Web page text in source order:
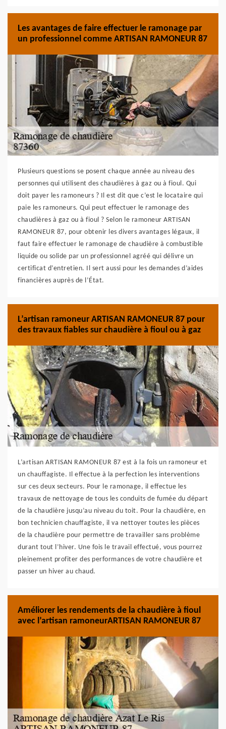
Les avantages de faire effectuer le ramonage par
un professionnel comme ARTISAN RAMONEUR 87
Plusieurs questions se posent chaque année au niveau des
personnes qui utilisent des chaudières à gaz ou à fioul. Qui
doit payer les ramoneurs ? Il est dit que c’est le locataire qui
paie les ramoneurs. Qui peut effectuer le ramonage des
chaudières à gaz ou à fioul ? Selon le ramoneur ARTISAN
RAMONEUR 87, pour obtenir les divers avantages légaux, il
faut faire effectuer le ramonage de chaudière à combustible
liquide ou solide par un professionnel agréé qui délivre un
certificat d’entretien. Il sert aussi pour les demandes d’aides
financières auprès de l’État.
L’artisan ramoneur ARTISAN RAMONEUR 87 pour
des travaux fiables sur chaudière à fioul ou à gaz
L’artisan ARTISAN RAMONEUR 87 est à la fois un ramoneur et
un chauffagiste. Il effectue à la perfection les interventions
sur ces deux secteurs. Pour le ramonage, il effectue les
travaux de nettoyage de tous les conduits de fumée du départ
de la chaudière jusqu’au niveau du toit. Pour la chaudière, en
bon technicien chauffagiste, il va nettoyer toutes les pièces
de la chaudière pour permettre de travailler sans problème
durant tout l’hiver. Une fois le travail effectué, vous pourrez
pleinement profiter des performances de votre chaudière et
passer un hiver au chaud.
Améliorer les rendements de la chaudière à fioul
avec l’artisan ramoneurARTISAN RAMONEUR 87